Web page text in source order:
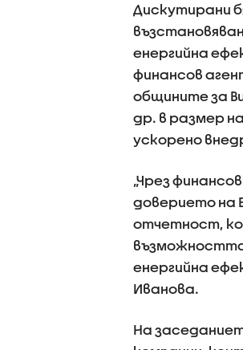
Дискутирани
енергийна
финансов
общините за
др. в размер
ускорено
„Чрез
доверието на
отчетност,
енергийна
Иванова.
На